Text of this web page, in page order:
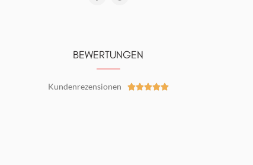
BEWERTUNGEN
Kundenrezensionen 